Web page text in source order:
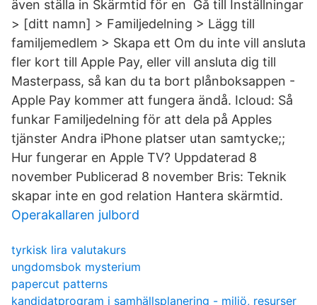
även ställa in Skärmtid för en Gå till Inställningar
> [ditt namn] > Familjedelning > Lägg till
familjemedlem > Skapa ett Om du inte vill ansluta
fler kort till Apple Pay, eller vill ansluta dig till
Masterpass, så kan du ta bort plånboksappen -
Apple Pay kommer att fungera ändå. Icloud: Så
funkar Familjedelning för att dela på Apples
tjänster Andra iPhone platser utan samtycke;;
Hur fungerar en Apple TV? Uppdaterad 8
november Publicerad 8 november Bris: Teknik
skapar inte en god relation Hantera skärmtid.
Operakallaren julbord
tyrkisk lira valutakurs
ungdomsbok mysterium
papercut patterns
kandidatprogram i samhällsplanering - miljö, resurser